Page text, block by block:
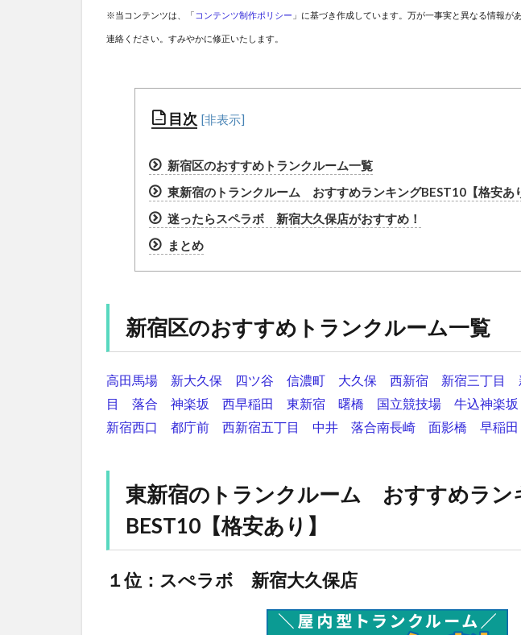
※当コンテンツは、「 コンテンツ制作ポリシー 」に基づき作成しています。万が一事実と異なる情報が
連絡ください。すみやかに修正いたします。
目次
新宿区のおすすめトランクルーム一覧
東新宿のトランクルーム おすすめランキングBEST10【格安あ
迷ったらスペラボ 新宿大久保店がおすすめ！
まとめ
新宿区のおすすめトランクルーム一覧
高田馬場 新大久保 四ツ谷 信濃町 大久保 西新宿 新宿三丁目
目
落合 神楽坂 西早稲田 東新宿 曙橋 国立競技場 牛込神楽坂
新宿西口
都庁前 西新宿五丁目 中井 落合南長崎 面影橋 早稲田
東新宿のトランクルーム おすすめラン
BEST10【格安あり】
１位：スぺラボ 新宿大久保店